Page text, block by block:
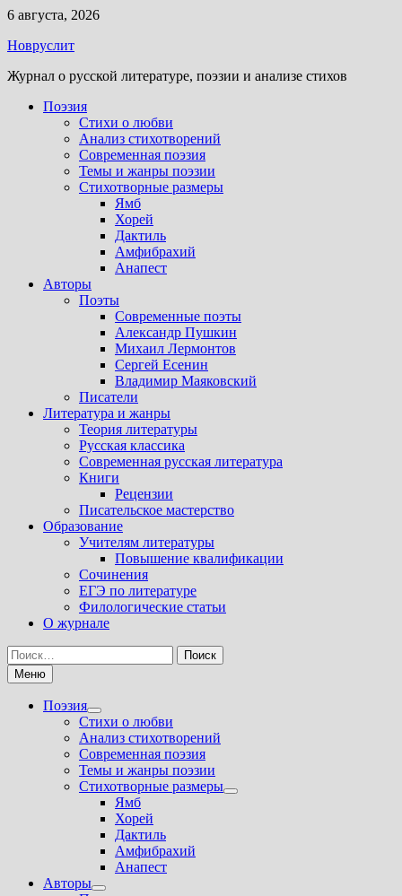
Перейти
содержимому
6 августа, 2026
Новруслит
Журнал о русской литературе, поэзии и анализе стихов
Поэзия
Стихи о любви
Анализ стихотворений
Современная поэзия
Темы и жанры поэзии
Стихотворные размеры
Ямб
Хорей
Дактиль
Амфибрахий
Анапест
Авторы
Поэты
Современные поэты
Александр Пушкин
Михаил Лермонтов
Сергей Есенин
Владимир Маяковский
Писатели
Литература и жанры
Теория литературы
Русская классика
Современная русская литература
Книги
Рецензии
Писательское мастерство
Образование
Учителям литературы
Повышение квалификации
Сочинения
ЕГЭ по литературе
Филологические статьи
О журнале
Найти:
Меню
Поэзия
Показать
подменю
Стихи о любви
Анализ стихотворений
Современная поэзия
Темы и жанры поэзии
Стихотворные размеры
Показать
Ямб
Хорей
Дактиль
Амфибрахий
Анапест
Авторы